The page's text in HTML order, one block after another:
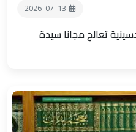
2026-07-13
تعالج مجانا سيدة